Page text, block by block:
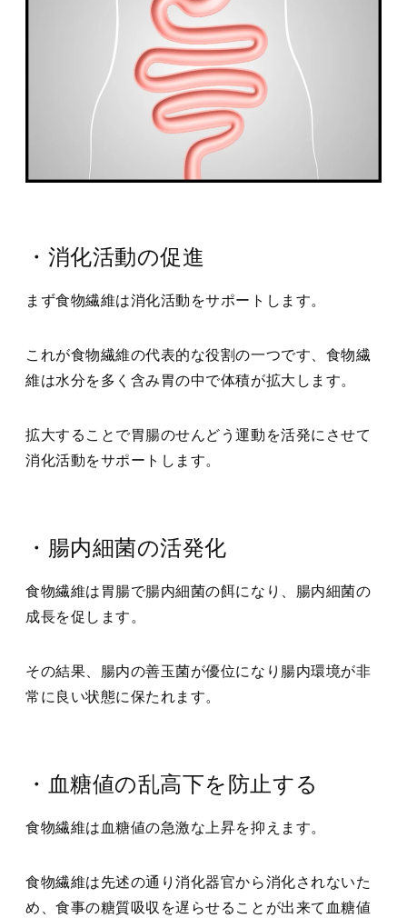
・消化活動の促進
まず食物繊維は消化活動をサポートします。
これが食物繊維の代表的な役割の一つです、食物繊
維は水分を多く含み胃の中で体積が拡大します。
拡大することで胃腸のせんどう運動を活発にさせて
消化活動をサポートします。
・腸内細菌の活発化
食物繊維は胃腸で腸内細菌の餌になり、腸内細菌の
成長を促します。
その結果、腸内の善玉菌が優位になり腸内環境が非
常に良い状態に保たれます。
・血糖値の乱高下を防止する
食物繊維は血糖値の急激な上昇を抑えます。
食物繊維は先述の通り消化器官から消化されないた
め、食事の糖質吸収を遅らせることが出来て血糖値